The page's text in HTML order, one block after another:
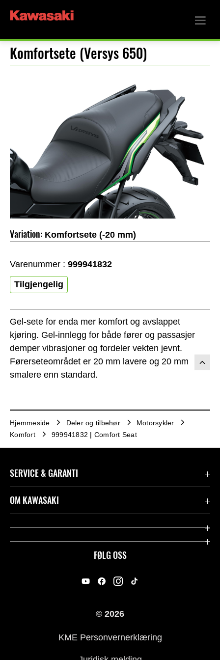
Komfortsete (Versys 650)
Gel-sete for enda mer komfort og avslappet
kjøring. Gel-innlegg for både fører og passasjer
demper vibrasjoner og fordeler vekten jevnt.
Førerseteområdet er 20 mm lavere og 20 mm
smalere enn standard.
Variation: Komfortsete (-20 mm)
Varenummer : 999941832
Tilgjengelig
Hjemmeside Deler og tilbehør
Motorsykler
Komfort
999941832 | Comfort Seat
FØLG OSS
SERVICE & GARANTI
Garanti
Kontakt oss
OM KAWASAKI
Firma
© 2026
KME Personvernerklæring